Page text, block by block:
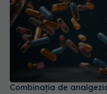
Combinația de